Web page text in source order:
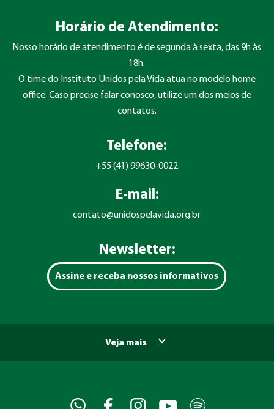
Horário de Atendimento:
Nosso horário de atendimento é de segunda à sexta, das 9h às
18h.
O time do Instituto Unidos pela Vida atua no modelo home
office. Caso precise falar conosco, utilize um dos meios de
contatos.
Telefone:
+55 (41) 99630-0022
E-mail:
contato@unidospelavida.org.br
Newsletter:
Assine e receba nossos informativos
Veja mais